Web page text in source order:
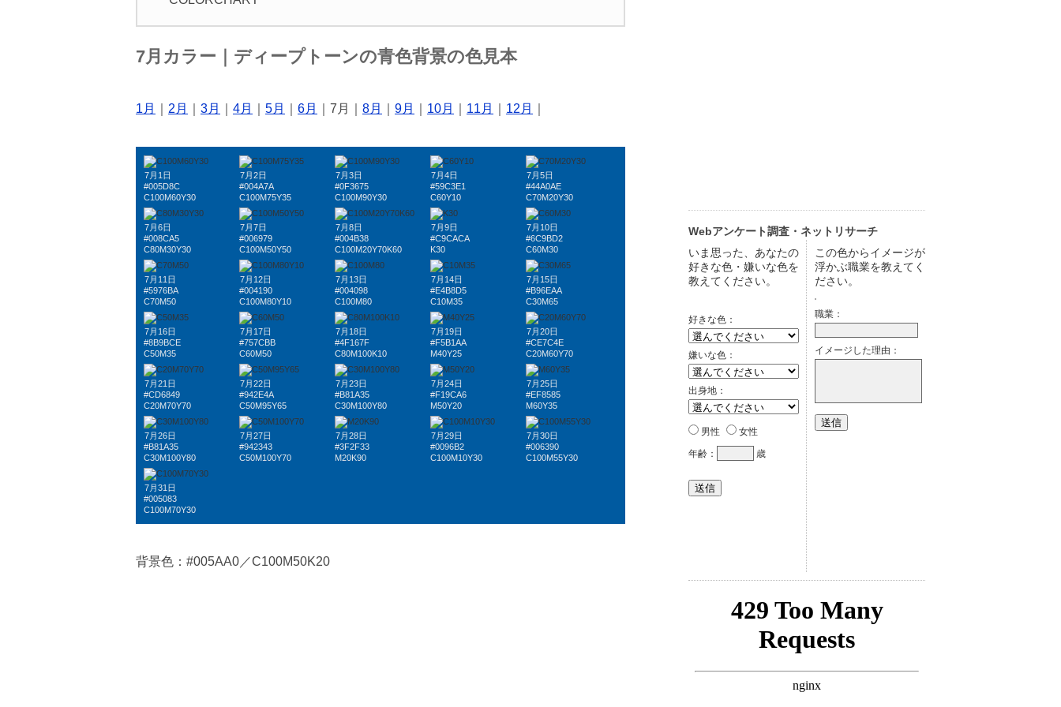
7月カラー｜ディープトーンの青色背景の色見本
1月 2月 3月 4月 5月 6月 ｜7月｜ 8月 9月 10月 11月 12月
7月1日
#005D8C
C100M60Y30
7月2日
#004A7A
C100M75Y35
7月3日
#0F3675
C100M90Y30
7月4日
#59C3E1
C60Y10
7月5日
#44A0AE
C70M20Y30
7月6日
#008CA5
C80M30Y30
7月7日
#006979
C100M50Y50
7月8日
#004B38
C100M20Y70K60
7月9日
#C9CACA
K30
7月10日
#6C9BD2
C60M30
7月11日
#5976BA
C70M50
7月12日
#004190
C100M80Y10
7月13日
#004098
C100M80
7月14日
#E4B8D5
C10M35
7月15日
#B96EAA
C30M65
7月16日
#8B9BCE
C50M35
7月17日
#757CBB
C60M50
7月18日
#4F167F
C80M100K10
7月19日
#F5B1AA
M40Y25
7月20日
#CE7C4E
C20M60Y70
7月21日
#CD6849
C20M70Y70
7月22日
#942E4A
C50M95Y65
7月23日
#B81A35
C30M100Y80
7月24日
#F19CA6
M50Y20
7月25日
#EF8585
M60Y35
7月26日
#B81A35
C30M100Y80
7月27日
#942343
C50M100Y70
7月28日
#3F2F33
M20K90
7月29日
#0096B2
C100M10Y30
7月30日
#006390
C100M55Y30
7月31日
#005083
C100M70Y30
背景色：#005AA0／C100M50K20
Webアンケート調査・ネットリサーチ